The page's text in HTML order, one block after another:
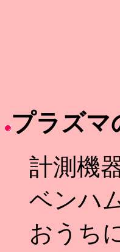
プラズマ
計測機
ベンハ
おうち